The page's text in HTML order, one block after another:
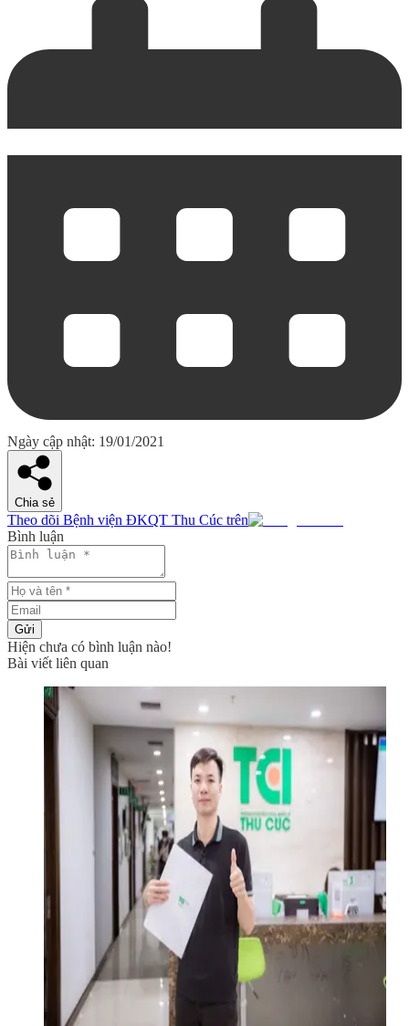
Ngày cập nhật: 19/01/2021
Chia sẻ
Theo dõi Bệnh viện ĐKQT Thu Cúc trên
Bình luận
Gửi
Hiện chưa có bình luận nào!
Bài viết liên quan